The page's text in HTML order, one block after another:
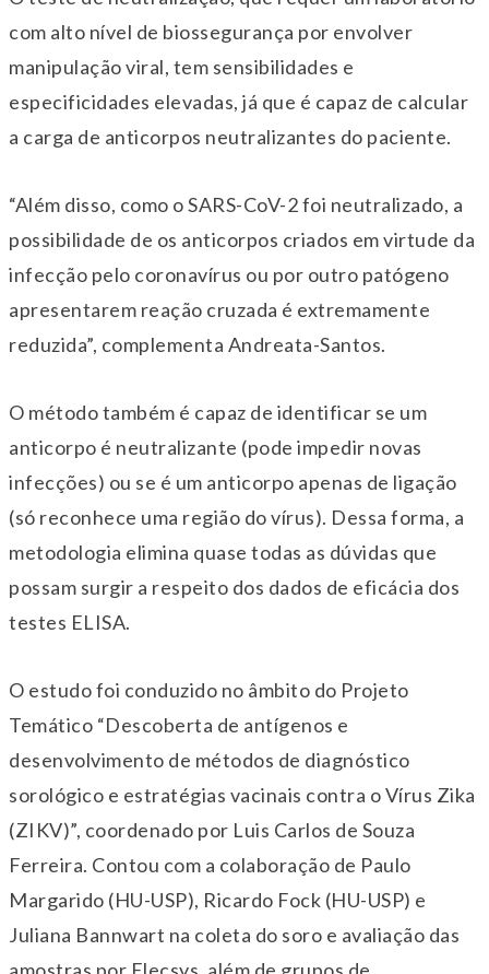
com alto nível de biossegurança por envolver
manipulação viral, tem sensibilidades e
especificidades elevadas, já que é capaz de calcular
a carga de anticorpos neutralizantes do paciente.
“Além disso, como o SARS-CoV-2 foi neutralizado, a
possibilidade de os anticorpos criados em virtude da
infecção pelo coronavírus ou por outro patógeno
apresentarem reação cruzada é extremamente
reduzida”, complementa Andreata-Santos.
O método também é capaz de identificar se um
anticorpo é neutralizante (pode impedir novas
infecções) ou se é um anticorpo apenas de ligação
(só reconhece uma região do vírus). Dessa forma, a
metodologia elimina quase todas as dúvidas que
possam surgir a respeito dos dados de eficácia dos
testes ELISA.
O estudo foi conduzido no âmbito do Projeto
Temático “Descoberta de antígenos e
desenvolvimento de métodos de diagnóstico
sorológico e estratégias vacinais contra o Vírus Zika
(ZIKV)”, coordenado por Luis Carlos de Souza
Ferreira. Contou com a colaboração de Paulo
Margarido (HU-USP), Ricardo Fock (HU-USP) e
Juliana Bannwart na coleta do soro e avaliação das